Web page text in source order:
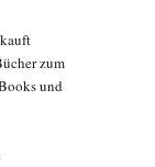
zum
und